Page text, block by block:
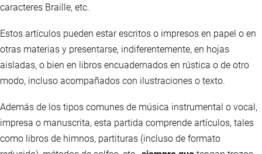
caracteres Braille, etc.
Estos artículos pueden estar escritos o impresos en papel o en
otras materias y presentarse, indiferentemente, en hojas
aisladas, o bien en libros encuadernados en rústica o de otro
modo, incluso acompañados con ilustraciones o texto.
Además de los tipos comunes de música instrumental o vocal,
impresa o manuscrita, esta partida comprende artículos, tales
como libros de himnos, partituras (incluso de formato